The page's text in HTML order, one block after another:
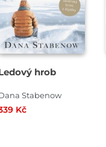
hrob
Stabenow
Kč